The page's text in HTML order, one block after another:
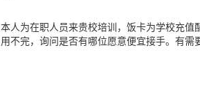
本人为在职人员来贵校培训，饭卡为学校充
用不完，询问是否有哪位愿意便宜接手。有需